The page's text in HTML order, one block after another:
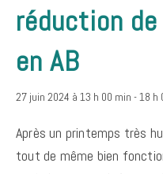
réduction
en AB
27 juin 2024 à 13 h 00 min -18 h
Après un printemps très
tout de même bien